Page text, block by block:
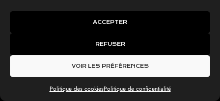
ACCEPTER
REFUSER
VOIR LES PRÉFÉRENCES
Politique des cookiesPolitique de confidentialité
Oui, l’Intelligence Artificielle Reims est aujourd’hui
accessible aux petites entreprises. De nombreuses
solutions d’automatisation ou de génération de
nécessitent ni infrastructure complexe, ni budget